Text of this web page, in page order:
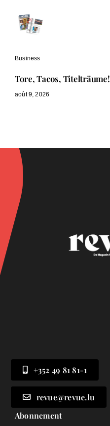
Business
Tore, Tacos, Titelträume!
août 9, 2026
+352 49 81 81-1
revue@revue.lu
Abonnement